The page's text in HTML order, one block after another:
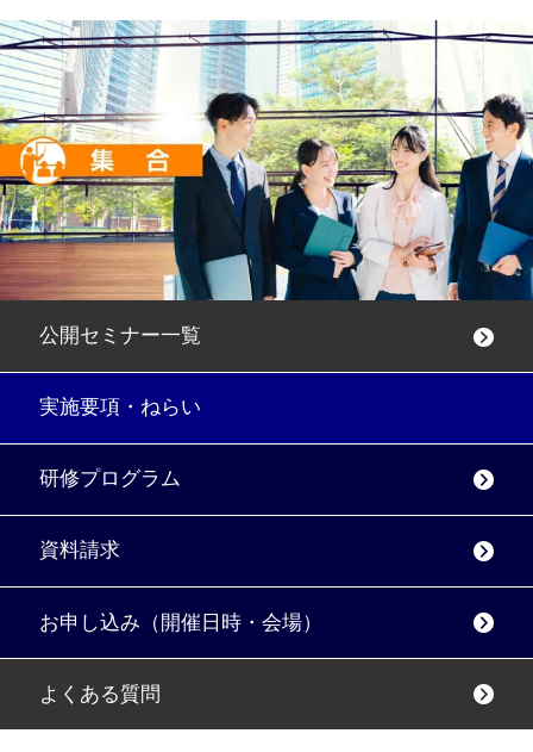
公開セミナー一覧
実施要項・ねらい
研修プログラム
資料請求
お申し込み（開催日時・会場）
よくある質問